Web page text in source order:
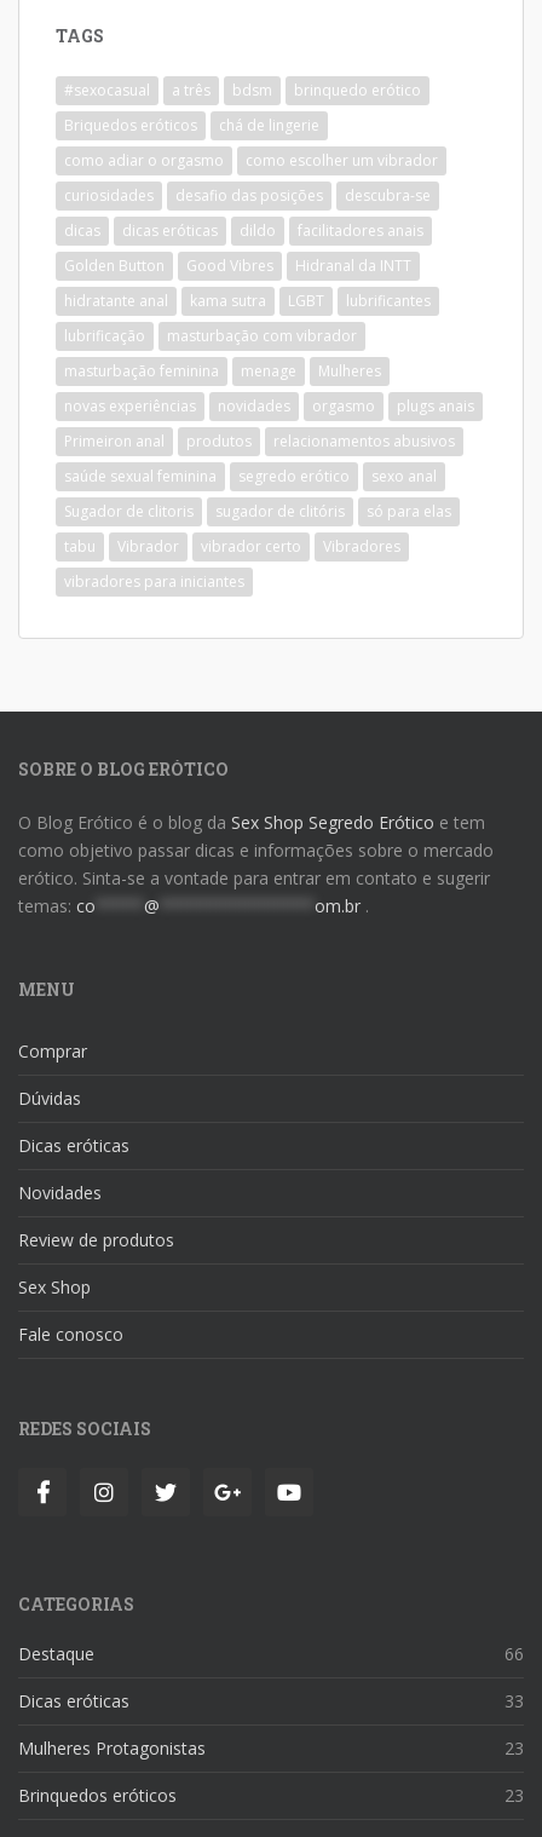
TAGS
#sexocasual a três bdsm
brinquedo erótico
Briquedos eróticos
chá de lingerie
como adiar o orgasmo
como escolher um vibrador
curiosidades
desafio das posições
descubra-se
dicas
dicas eróticas dildo
facilitadores anais
Golden Button
Good Vibres
Hidranal da INTT
hidratante anal
kama sutra LGBT
lubrificantes
lubrificação
masturbação com vibrador
masturbação feminina
menage
Mulheres
novas experiências
novidades orgasmo
plugs anais
Primeiron anal
produtos
relacionamentos abusivos
saúde sexual feminina
segredo erótico
sexo anal
Sugador de clitoris
sugador de clitóris
só para elas
tabu
Vibrador vibrador certo
Vibradores
vibradores para iniciantes
SOBRE O BLOG ERÓTICO
O Blog Erótico é o blog da Sex Shop Segredo Erótico e tem
como objetivo passar dicas e informações sobre o mercado
erótico. Sinta-se a vontade para entrar em contato e sugerir
temas: co @ om.br .
MENU
Comprar
Dúvidas
Dicas eróticas
Novidades
Review de produtos
Sex Shop
Fale conosco
REDES SOCIAIS
CATEGORIAS
Destaque 66
Dicas eróticas 33
Mulheres Protagonistas 23
Brinquedos eróticos 23